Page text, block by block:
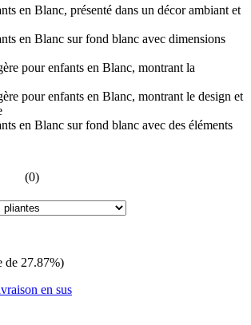
(0)
de 27.87%)
en sus